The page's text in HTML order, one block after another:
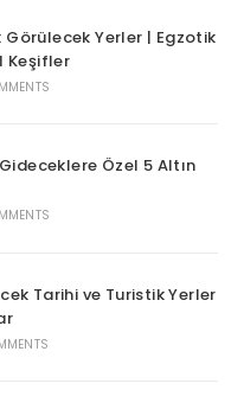
Görülecek Yerler | Egzotik
Keşifler
Özel 5 Altın
Tarihi ve Turistik Yerler